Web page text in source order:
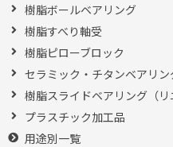
樹脂ボールベアリング
樹脂すべり軸受
樹脂ピローブロック
セラミック・チタンベアリン
樹脂スライドベアリング（リ
プラスチック加工品
用途別一覧